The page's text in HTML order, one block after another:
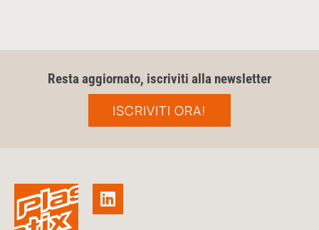
Resta aggiornato, iscriviti alla newsletter
ISCRIVITI ORA!